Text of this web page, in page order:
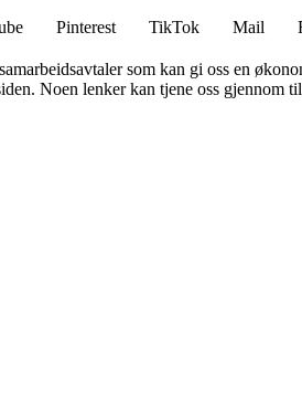
Pinterest TikTok Mail
som kan gi oss en
Noen lenker kan tjene oss gjennom